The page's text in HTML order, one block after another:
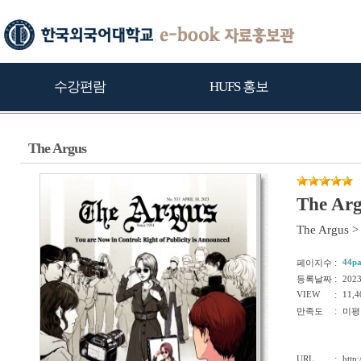
수강편람 HUFS 홍보
The Argus
The
The Argus >
페이지수 :
등록날짜 :
VIEW
:
만족도
: 미
URL